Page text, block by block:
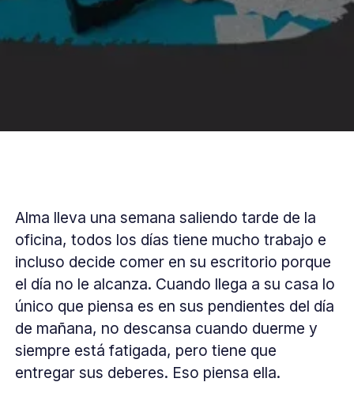
Alma lleva una semana saliendo tarde de la
oficina, todos los días tiene mucho trabajo e
incluso decide comer en su escritorio porque
el día no le alcanza. Cuando llega a su casa lo
único que piensa es en sus pendientes del día
de mañana, no descansa cuando duerme y
siempre está fatigada, pero tiene que
entregar sus deberes. Eso piensa ella.